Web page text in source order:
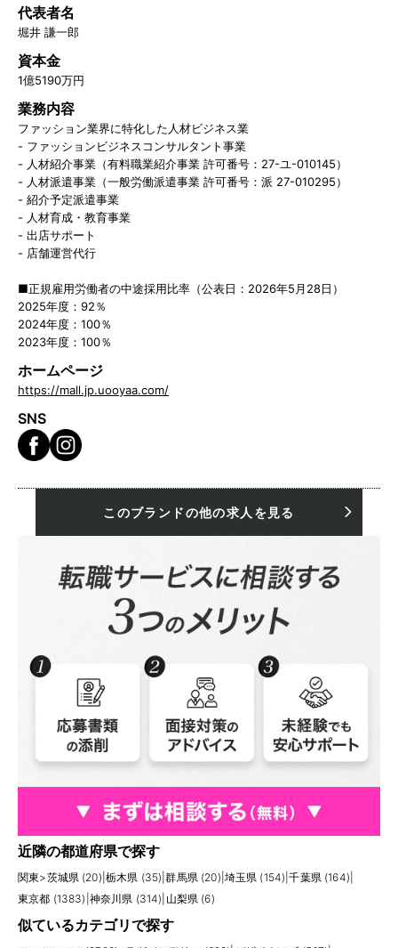
代表者名
堀井 謙一郎
資本金
1億5190万円
業務内容
ファッション業界に特化した人材ビジネス業
- ファッションビジネスコンサルタント事業
- 人材紹介事業（有料職業紹介事業 許可番号：27-ユ-010145）
- 人材派遣事業（一般労働派遣事業 許可番号：派 27-010295）
- 紹介予定派遣事業
- 人材育成・教育事業
- 出店サポート
- 店舗運営代行
■正規雇用労働者の中途採用比率（公表日：2026年5月28日）
2025年度：92％
2024年度：100％
2023年度：100％
ホームページ
https://mall.jp.uooyaa.com/
SNS
このブランドの他の求人を見る
近隣の都道府県で探す
関東>茨城県 (20) 栃木県 (35) |群馬県 (20) 埼玉県 (154) |千葉県 (164)
東京都 (1383) 神奈川県 (314) 山梨県 (6)
似ているカテゴリで探す